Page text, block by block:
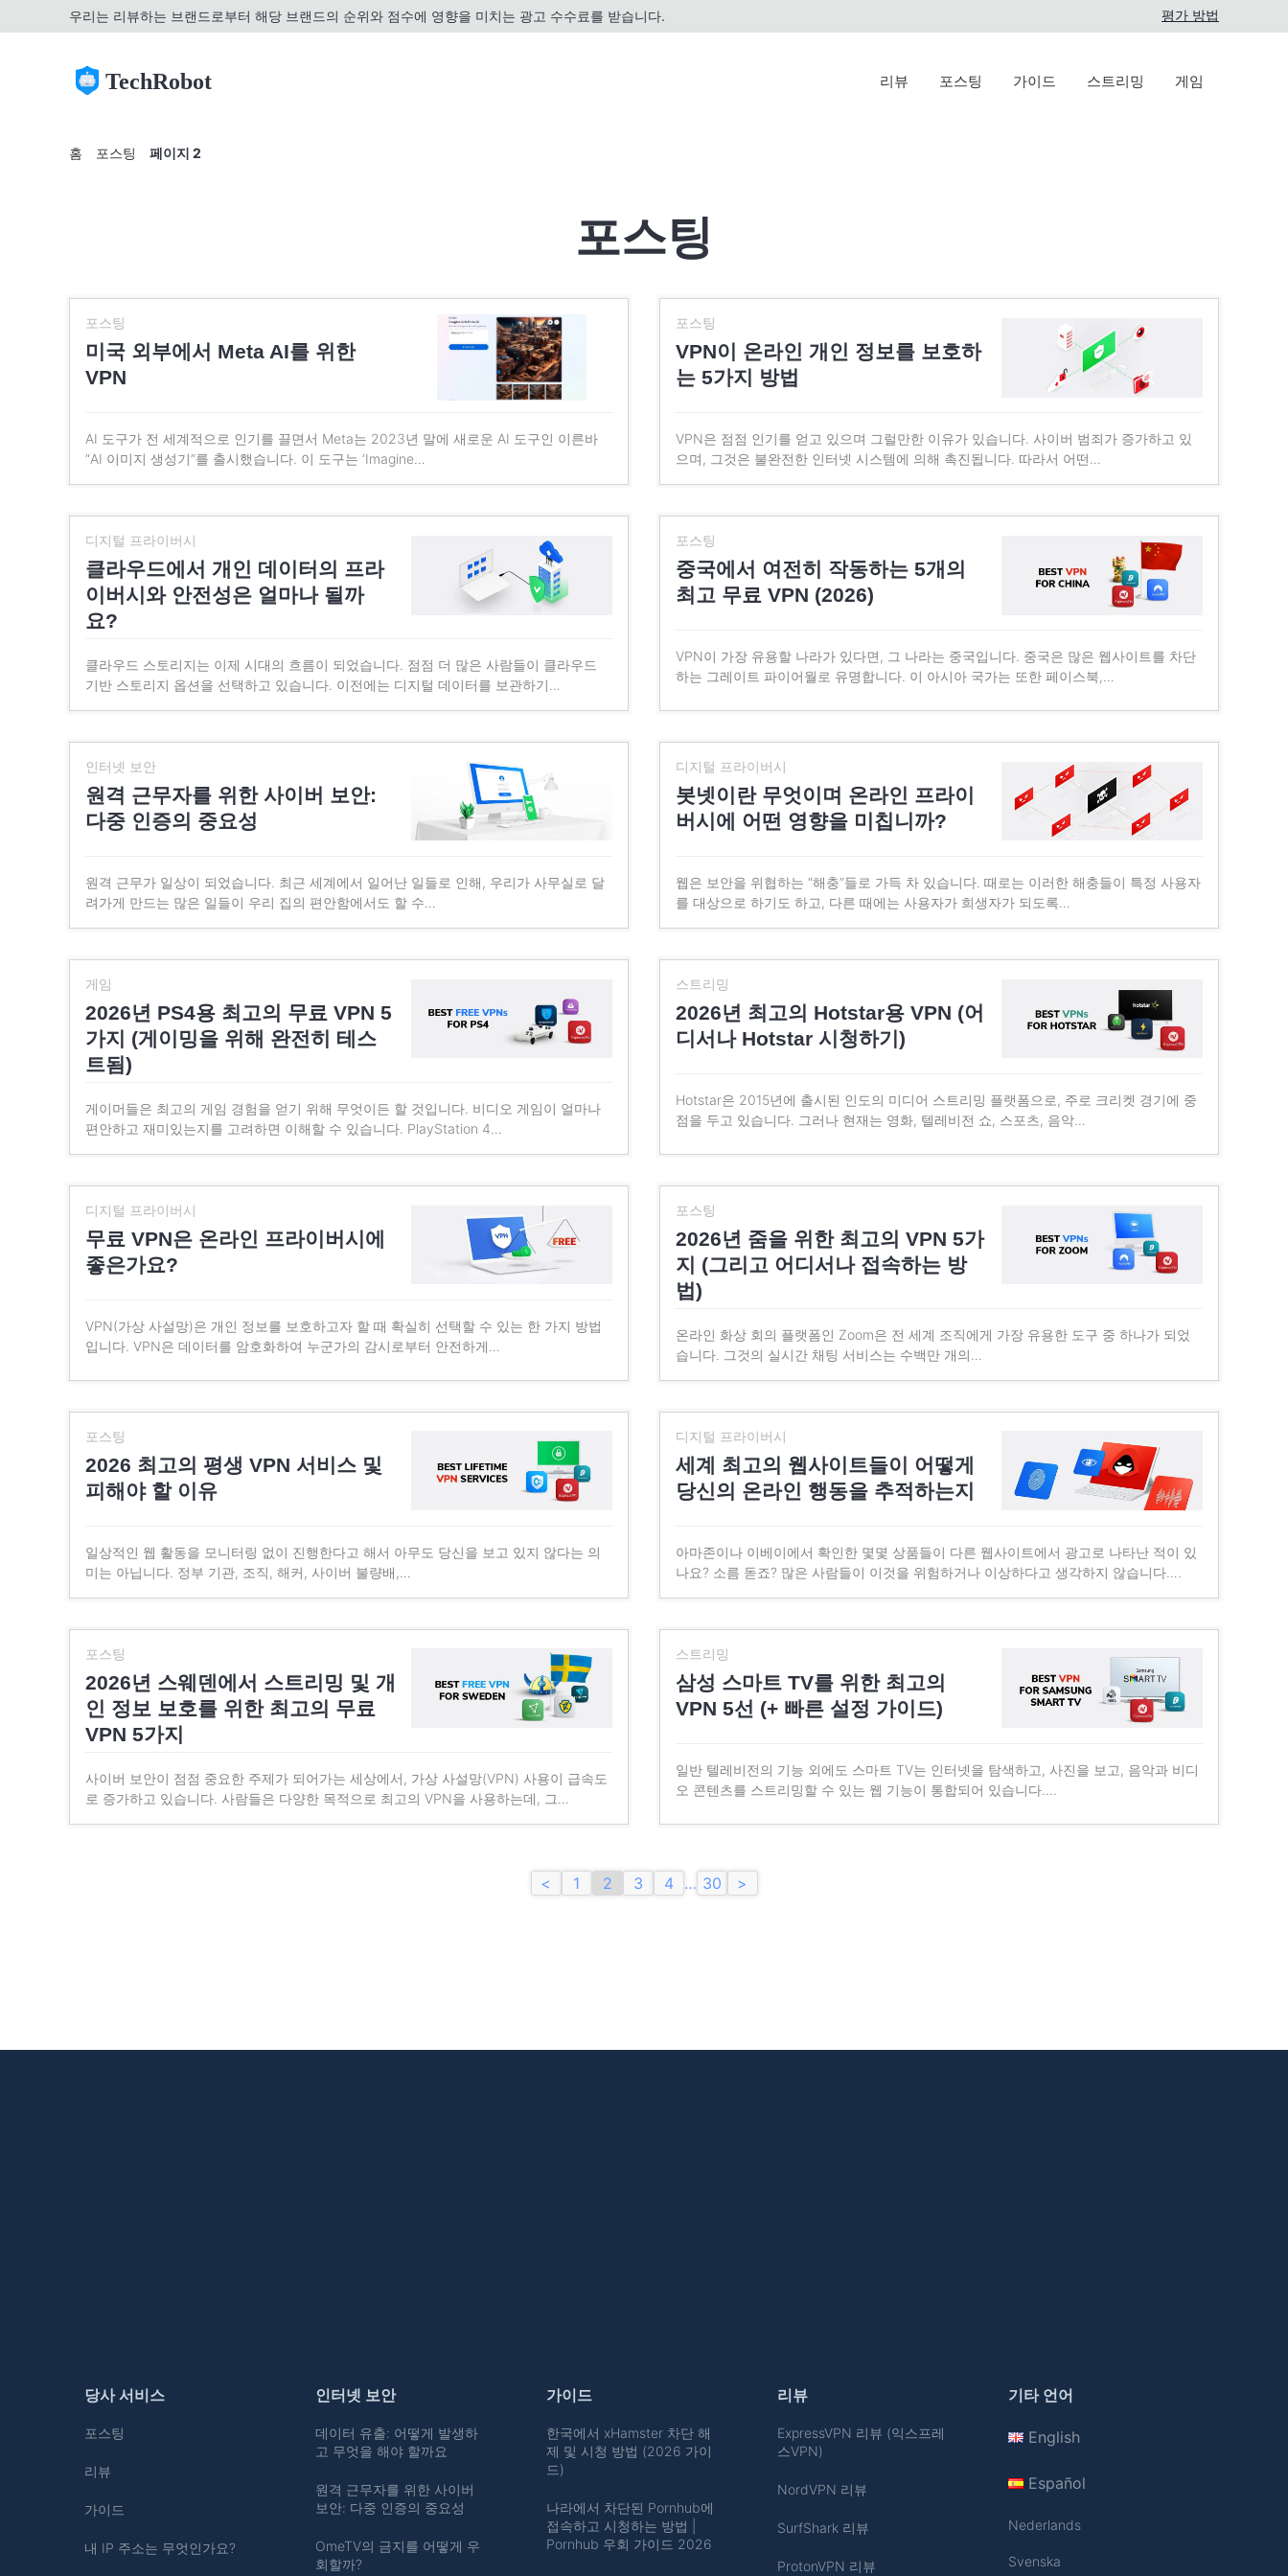
우리는 리뷰하는 브랜드로부터 해당 브랜드의 순위와 점수에 영향을 미치는 광고 수수료를 받습니다. 평가 방법
TechRobot 리뷰 포스팅 가이드 스트리밍 게임
홈 포스팅 페이지 2
포스팅
포스팅
미국 외부에서 Meta AI를 위한
VPN
AI 도구가 전 세계적으로 인기를 끌면서 Meta는 2023년 말에 새로운 AI 도구인 이른바
“AI 이미지 생성기”를 출시했습니다. 이 도구는 ‘Imagine…
포스팅
VPN이 온라인 개인 정보를 보호하
는 5가지 방법
VPN은 점점 인기를 얻고 있으며 그럴만한 이유가 있습니다. 사이버 범죄가 증가하고 있
으며, 그것은 불완전한 인터넷 시스템에 의해 촉진됩니다. 따라서 어떤…
디지털 프라이버시
클라우드에서 개인 데이터의 프라
이버시와 안전성은 얼마나 될까
요?
클라우드 스토리지는 이제 시대의 흐름이 되었습니다. 점점 더 많은 사람들이 클라우드
기반 스토리지 옵션을 선택하고 있습니다. 이전에는 디지털 데이터를 보관하기…
포스팅
중국에서 여전히 작동하는 5개의
최고 무료 VPN (2026)
VPN이 가장 유용할 나라가 있다면, 그 나라는 중국입니다. 중국은 많은 웹사이트를 차단
하는 그레이트 파이어월로 유명합니다. 이 아시아 국가는 또한 페이스북,…
인터넷 보안
원격 근무자를 위한 사이버 보안:
다중 인증의 중요성
원격 근무가 일상이 되었습니다. 최근 세계에서 일어난 일들로 인해, 우리가 사무실로 달
려가게 만드는 많은 일들이 우리 집의 편안함에서도 할 수…
디지털 프라이버시
봇넷이란 무엇이며 온라인 프라이
버시에 어떤 영향을 미칩니까?
웹은 보안을 위협하는 “해충”들로 가득 차 있습니다. 때로는 이러한 해충들이 특정 사용자
를 대상으로 하기도 하고, 다른 때에는 사용자가 희생자가 되도록…
게임
2026년 PS4용 최고의 무료 VPN 5
가지 (게이밍을 위해 완전히 테스
트됨)
게이머들은 최고의 게임 경험을 얻기 위해 무엇이든 할 것입니다. 비디오 게임이 얼마나
편안하고 재미있는지를 고려하면 이해할 수 있습니다. PlayStation 4…
스트리밍
2026년 최고의 Hotstar용 VPN (어
디서나 Hotstar 시청하기)
Hotstar은 2015년에 출시된 인도의 미디어 스트리밍 플랫폼으로, 주로 크리켓 경기에 중
점을 두고 있습니다. 그러나 현재는 영화, 텔레비전 쇼, 스포츠, 음악…
디지털 프라이버시
무료 VPN은 온라인 프라이버시에
좋은가요?
VPN(가상 사설망)은 개인 정보를 보호하고자 할 때 확실히 선택할 수 있는 한 가지 방법
입니다. VPN은 데이터를 암호화하여 누군가의 감시로부터 안전하게…
포스팅
2026년 줌을 위한 최고의 VPN 5가
지 (그리고 어디서나 접속하는 방
법)
온라인 화상 회의 플랫폼인 Zoom은 전 세계 조직에게 가장 유용한 도구 중 하나가 되었
습니다. 그것의 실시간 채팅 서비스는 수백만 개의…
포스팅
2026 최고의 평생 VPN 서비스 및
피해야 할 이유
일상적인 웹 활동을 모니터링 없이 진행한다고 해서 아무도 당신을 보고 있지 않다는 의
미는 아닙니다. 정부 기관, 조직, 해커, 사이버 불량배,…
디지털 프라이버시
세계 최고의 웹사이트들이 어떻게
당신의 온라인 행동을 추적하는지
아마존이나 이베이에서 확인한 몇몇 상품들이 다른 웹사이트에서 광고로 나타난 적이 있
나요? 소름 돋죠? 많은 사람들이 이것을 위험하거나 이상하다고 생각하지 않습니다….
포스팅
2026년 스웨덴에서 스트리밍 및 개
인 정보 보호를 위한 최고의 무료
VPN 5가지
사이버 보안이 점점 중요한 주제가 되어가는 세상에서, 가상 사설망(VPN) 사용이 급속도
로 증가하고 있습니다. 사람들은 다양한 목적으로 최고의 VPN을 사용하는데, 그…
스트리밍
삼성 스마트 TV를 위한 최고의
VPN 5선 (+ 빠른 설정 가이드)
일반 텔레비전의 기능 외에도 스마트 TV는 인터넷을 탐색하고, 사진을 보고, 음악과 비디
오 콘텐츠를 스트리밍할 수 있는 웹 기능이 통합되어 있습니다….
< 1 2 3 4 … 30 >
당사 서비스
포스팅
리뷰
가이드
내 IP 주소는 무엇인가요?
인터넷 보안
데이터 유출: 어떻게 발생하
고 무엇을 해야 할까요
원격 근무자를 위한 사이버
보안: 다중 인증의 중요성
OmeTV의 금지를 어떻게 우
회할까?
가이드
한국에서 xHamster 차단 해
제 및 시청 방법 (2026 가이
드)
나라에서 차단된 Pornhub에
접속하고 시청하는 방법 |
Pornhub 우회 가이드 2026
리뷰
ExpressVPN 리뷰 (익스프레
스VPN)
NordVPN 리뷰
SurfShark 리뷰
ProtonVPN 리뷰
기타 언어
English
Español
Nederlands
Svenska